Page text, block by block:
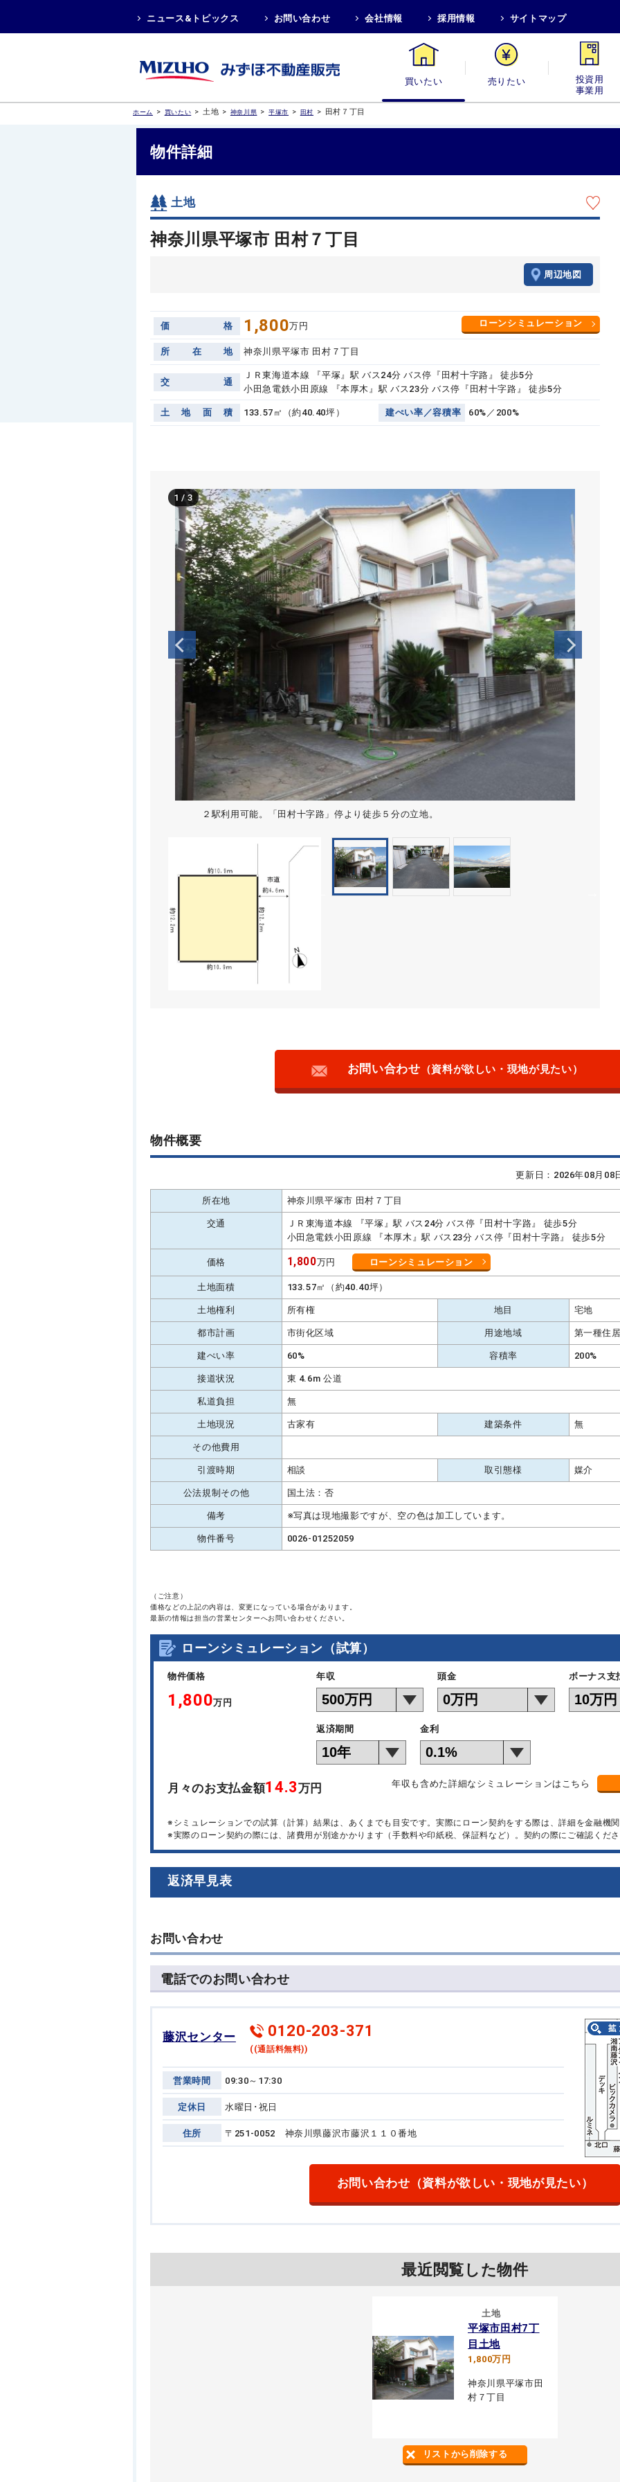
ニュース&トピックス お問い合わせ 会社情報 採用情報 サイトマップ
買いたい 売りたい 投資用・事業
ホーム > 買いたい > 土地 > 神奈川県 > 平塚市 > 田村 > 田村７丁目
物件詳細
土地
神奈川県平塚市 田村７丁目
周辺地図
価 格 1,800万円 ローンシミュレーション
所 在 地 神奈川県平塚市 田村７丁目
交 通
ＪＲ東海道本線 『平塚』駅 バス24分 バス停『田村十字路』 徒歩5分
小田急電鉄小田原線 『本厚木』駅 バス23分 バス停『田村十字路』 徒歩5分
土 地 面 積 133.57㎡（約40.40坪） 建ぺい率 ／容積率 60%／200%
２駅利用可能。「田村十字路」停より徒歩５分の立地。
1 /3
お問い合わせ （資料が欲しい・現地が見たい）
物件概要
更新日：2026年08月
所在地 神奈川県平塚市 田村７丁目
交通
ＪＲ東海道本線 『平塚』駅 バス24分 バス停『田村十字路』 徒歩5分
小田急電鉄小田原線 『本厚木』駅 バス23分 バス停『田村十字路』 徒歩5分
価格 1,800万円 ローンシミュレーション
土地面積 133.57㎡（約40.40坪）
土地権利 所有権 地目 宅地
都市計画 市街化区域 用途地域 第一種住
建ぺい率 60% 容積率 200%
接道状況 東 4.6m 公道
私道負担 無
土地現況 古家有 建築条件 無
その他費用
引渡時期 相談 取引態様 媒介
公法規制その他 国土法：否
備考 ※写真は現地撮影ですが、空の色は加工しています。
物件番号 0026-01252059
（ご注意）
価格などの上記の内容は、変更になっている場合があります。
最新の情報は担当の営業センターへお問い合わせください。
ローンシミュレーション（試算）
物件価格
1,800万円
年収 頭金 ボーナス支
返済期間 金利
月々のお支払金額14.3万円 年収も含めた詳細なシミュレーションはこちら
※シミュレーションでの試算（計算）結果は、あくまでも目安です。実際にローン契約をする際は、詳細を金融機
※実際のローン契約の際には、諸費用が別途かかります（手数料や印紙税、保証料など）。契約の際にご確認くだ
返済早見表
お問い合わせ
電話でのお問い合わせ
藤沢センター 0120-203-371
((通話料無料))
営業時間 09:30～17:30
定休日 水曜日･祝日
住所 〒251-0052 神奈川県藤沢市藤沢１１０番地
お問い合わせ （資料が欲しい・現地が見たい）
最近閲覧した物件
土地
平塚市田村7丁
目土地
1,800万円
神奈川県平塚市田
村７丁目
リストから削除する